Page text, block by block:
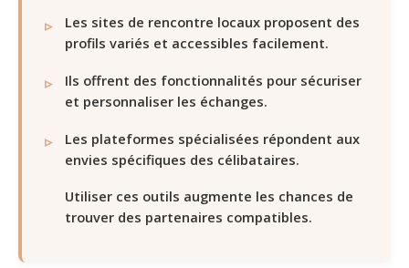
Les sites de rencontre locaux proposent des
profils variés et accessibles facilement.
Ils offrent des fonctionnalités pour sécuriser
et personnaliser les échanges.
Les plateformes spécialisées répondent aux
envies spécifiques des célibataires.
Utiliser ces outils augmente les chances de
trouver des partenaires compatibles.